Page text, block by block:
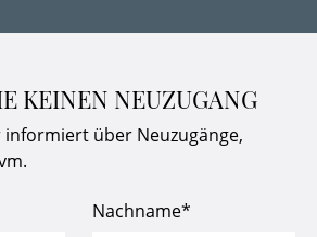
KEINEN NEUZUGANG
informiert über Neuzugänge,